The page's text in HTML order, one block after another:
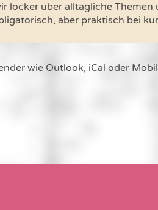
locker über alltägliche
aber praktisch bei
wie Outlook, iCal oder